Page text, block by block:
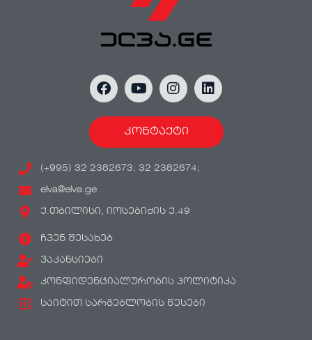
კონტაქტი
(+995) 32 2382673; 32 2382674;
elva@elva.ge
ქ.თბილისი, იოსებიძის ქ.49
ჩვენ შესახებ
ვაკანსიები
კონფიდენციალურობის პოლიტიკა
საიტით სარგებლობის წესები